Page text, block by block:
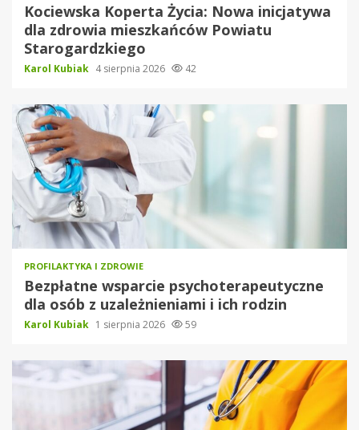
Kociewska Koperta Życia: Nowa inicjatywa
dla zdrowia mieszkańców Powiatu
Starogardzkiego
Karol Kubiak 4 sierpnia 2026 42
PROFILAKTYKA I ZDROWIE
Bezpłatne wsparcie psychoterapeutyczne
dla osób z uzależnieniami i ich rodzin
Karol Kubiak 1 sierpnia 2026 59